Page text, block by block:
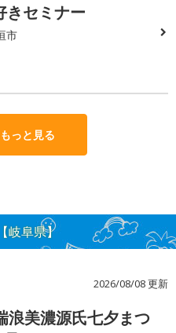
きセミナー
市
っと見る
岐阜県】
2026/08/08 更新
浪美濃源氏七夕まつ